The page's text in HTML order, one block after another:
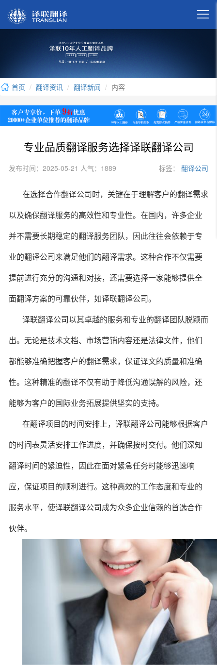

首页 翻译资讯 翻译新闻 内容
专业品质翻译服务选择译联翻译公司
发布时间：2025-05-21 人气：1889 标签： 翻译公司
在选择合作翻译公司时，关键在于理解客户的翻译需求
以及确保翻译服务的高效性和专业性。在国内，许多企业
并不需要长期稳定的翻译服务团队，因此往往会依赖于专
业的翻译公司来满足他们的翻译需求。这种合作不仅需要
提前进行充分的沟通和对接，还需要选择一家能够提供全
面翻译方案的可靠伙伴，如译联翻译公司。
译联翻译公司以其卓越的服务和专业的翻译团队脱颖而
出。无论是技术文档、市场营销内容还是法律文件，他们
都能够准确把握客户的翻译需求，保证译文的质量和准确
性。这种精准的翻译不仅有助于降低沟通误解的风险，还
能够为客户的国际业务拓展提供坚实的支持。
在翻译项目的时间安排上，译联翻译公司能够根据客户
的时间表灵活安排工作进度，并确保按时交付。他们深知
翻译时间的紧迫性，因此在面对紧急任务时能够迅速响
应，保证项目的顺利进行。这种高效的工作态度和专业的
服务水平，使译联翻译公司成为众多企业信赖的首选合作
伙伴。